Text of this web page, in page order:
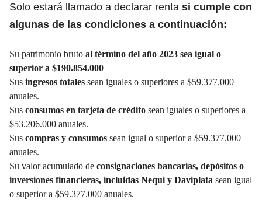
Solo estará llamado a declarar renta si cumple con
algunas de las condiciones a continuación:
Su patrimonio bruto al término del año 2023 sea igual o
superior a $190.854.000
Sus ingresos totales sean iguales o superiores a $59.377.000
anuales.
Sus consumos en tarjeta de crédito sean iguales o superiores a
$53.206.000 anuales.
Sus compras y consumos sean igual o superior a $59.377.000
anuales.
Su valor acumulado de consignaciones bancarias, depósitos o
inversiones financieras, incluidas Nequi y Daviplata sean igual
o superior a $59.377.000 anuales.